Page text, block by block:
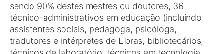
sendo 90% destes mestres ou doutores, 36
técnico-administrativos em educação (incluindo
assistentes sociais, pedagoga, psicóloga,
tradutores e intérpretes de Libras, bibliotecários,